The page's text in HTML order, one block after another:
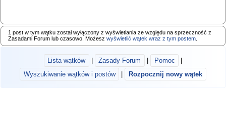
1 post w tym wątku został wyłączony z wyświetlania ze względu na sprzeczność z
Zasadami Forum lub czasowo. Możeszwyświetlić wątek wraz z tym postem
Lista wątków Zasady Forum Pomoc
Wyszukiwanie wątków i postów
Rozpocznij nowy wątek